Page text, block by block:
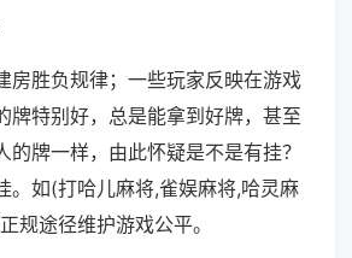
房胜负规律；一些玩家反映在游戏
牌特别好，总是能拿到好牌，甚至
的牌一样，由此怀疑是不是有挂？
。如(打哈儿麻将,雀娱麻将,哈灵麻
规途径维护游戏公平。